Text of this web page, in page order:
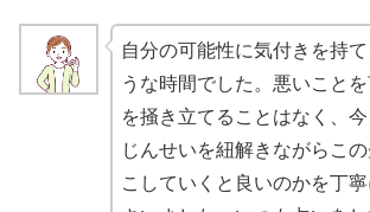
自分の可能性に気付きを持
うな時間でした。悪いこと
を掻き立てることはなく、
じんせいを紐解きながらこ
こしていくと良いのかを丁